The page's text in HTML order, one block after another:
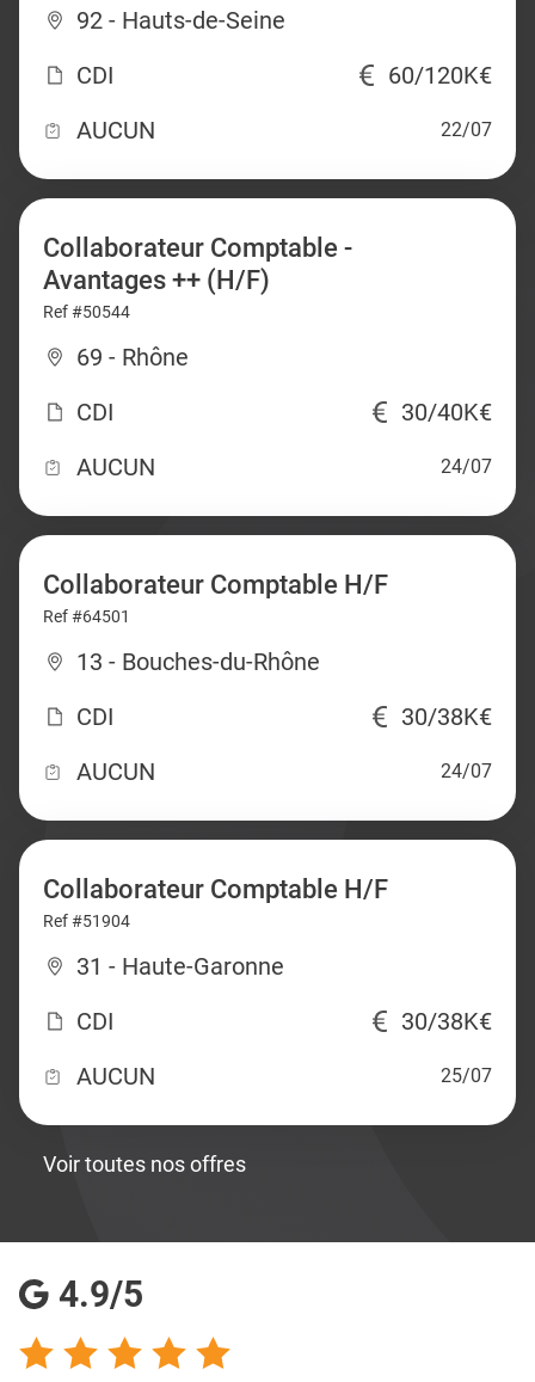
92 - Hauts-de-Seine
CDI
60/120K€
AUCUN
22/07
Collaborateur Comptable -
Avantages ++ (H/F)
Ref #50544
69 - Rhône
CDI
30/40K€
AUCUN
24/07
Collaborateur Comptable H/F
Ref #64501
13 - Bouches-du-Rhône
CDI
30/38K€
AUCUN
24/07
Collaborateur Comptable H/F
Ref #51904
31 - Haute-Garonne
CDI
30/38K€
AUCUN
25/07
Voir toutes nos offres
4.9/5